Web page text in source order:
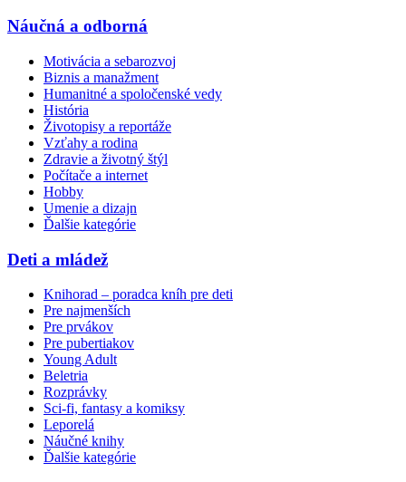
Náučná a odborná
Motivácia a sebarozvoj
Biznis a manažment
Humanitné a spoločenské vedy
História
Životopisy a reportáže
Vzťahy a rodina
Zdravie a životný štýl
Počítače a internet
Hobby
Umenie a dizajn
Ďalšie kategórie
Deti a mládež
Knihorad – poradca kníh pre deti
Pre najmenších
Pre prvákov
Pre pubertiakov
Young Adult
Beletria
Rozprávky
Sci-fi, fantasy a komiksy
Leporelá
Náučné knihy
Ďalšie kategórie